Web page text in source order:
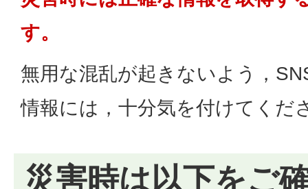
す。
無用な混乱が起きないよう，
情報には，十分気を付けてくだ
災害時は以下をご